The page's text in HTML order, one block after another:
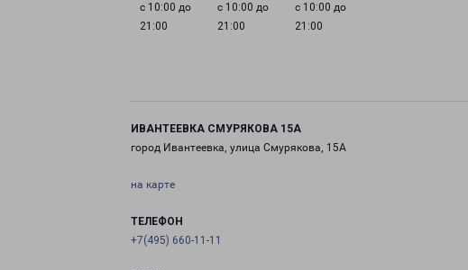
с 10:00 до
21:00
с 10:00 до
21:00
с 10:00 до
21:00
ИВАНТЕЕВКА СМУРЯКОВА 15А
город Ивантеевка, улица Смурякова, 15А
на карте
ТЕЛЕФОН
+7(495) 660-11-11